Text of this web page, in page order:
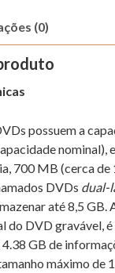
(0)
possuem a
nominal),
700 MB (cerca de
DVDs dual-
até 8,5 GB.
do DVD gravável,
GB de
máximo de